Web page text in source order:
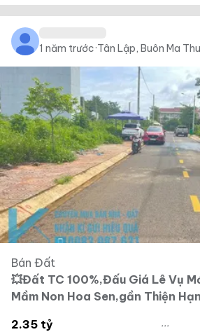
1 năm trước·Tân Lập, Buôn Ma
Bán Đất
💥Đất TC 100%,Đấu Giá Lê Vụ
Mầm Non Hoa Sen,gần Thiện
2.35 tỷ
...